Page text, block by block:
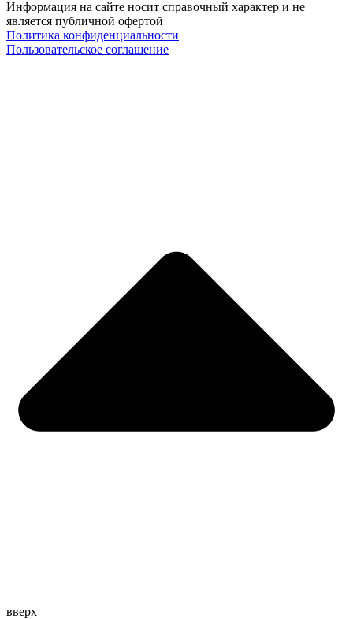
Информация на сайте носит справочный характер и не
является публичной офертой
Политика конфиденциальности
Пользовательское соглашение
вверх